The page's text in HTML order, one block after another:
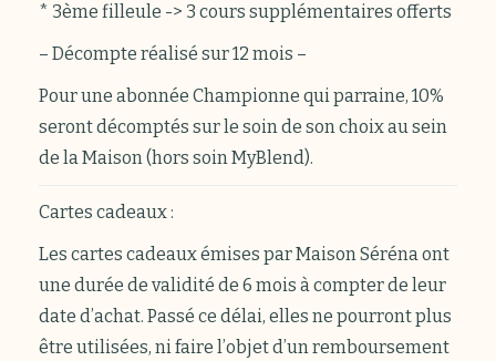
* 3ème filleule -> 3 cours supplémentaires offerts
– Décompte réalisé sur 12 mois –
Pour une abonnée Championne qui parraine, 10%
seront décomptés sur le soin de son choix au sein
de la Maison (hors soin MyBlend).
Cartes cadeaux :
Les cartes cadeaux émises par Maison Séréna ont
une durée de validité de 6 mois à compter de leur
date d’achat. Passé ce délai, elles ne pourront plus
être utilisées, ni faire l’objet d’un remboursement